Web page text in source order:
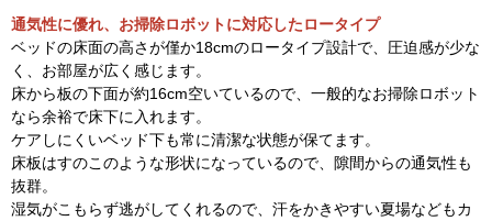
通気性に優れ、お掃除ロボットに対応したロータイプ
ベッドの床面の高さが僅か18cmのロータイプ設計で、圧迫感が少な
く、お部屋が広く感じます。
床から板の下面が約16cm空いているので、一般的なお掃除ロボット
なら余裕で床下に入れます。
ケアしにくいベッド下も常に清潔な状態が保てます。
床板はすのこのような形状になっているので、隙間からの通気性も
抜群。
湿気がこもらず逃がしてくれるので、汗をかきやすい夏場などもカ